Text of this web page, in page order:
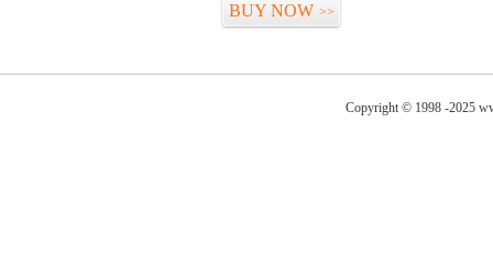
BUY NOW >>
Copyright © 1998 -2025